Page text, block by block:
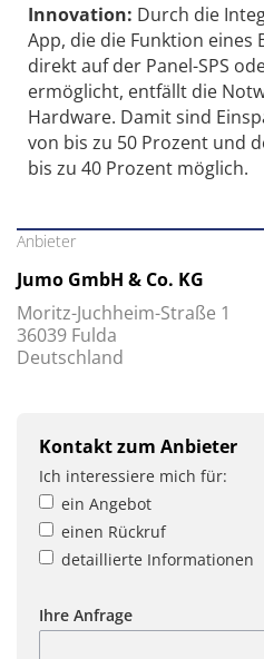
Innovation: Durch die
App, die die Funktion eines
direkt auf der Panel-SPS
ermöglicht, entfällt die
Hardware. Damit sind
von bis zu 50 Prozent und
bis zu 40 Prozent möglich.
Anbieter
Jumo GmbH & Co. KG
Moritz-Juchheim-Straße 1
36039 Fulda
Deutschland
Kontakt zum Anbieter
Ich interessiere mich für:
ein Angebot
einen Rückruf
detaillierte Informationen
Ihre Anfrage